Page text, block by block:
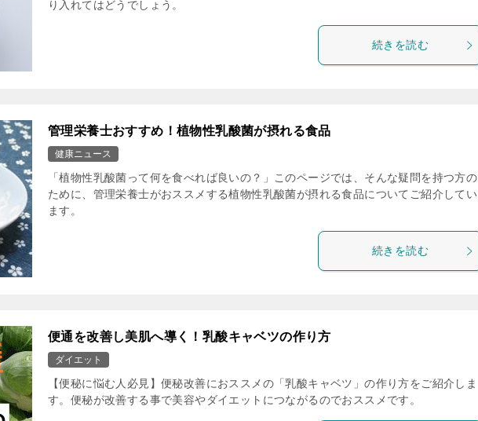
り入れてはどうでしょう。
続きを読む
管理栄養士おすすめ！植物性乳酸菌が摂れる食品
健康ニュース
「植物性乳酸菌って何を食べれば良いの？」このページでは、そんな疑問を持つ方の
ために、管理栄養士がおススメする植物性乳酸菌が摂れる食品についてご紹介してい
ます。
続きを読む
便通を改善し美肌へ導く！乳酸キャベツの作り方
ダイエット
【便秘に悩む人必見】便秘改善におススメの「乳酸キャベツ」の作り方をご紹介しま
す。便秘が改善する事で美容やダイエットにつながるのでおススメです。